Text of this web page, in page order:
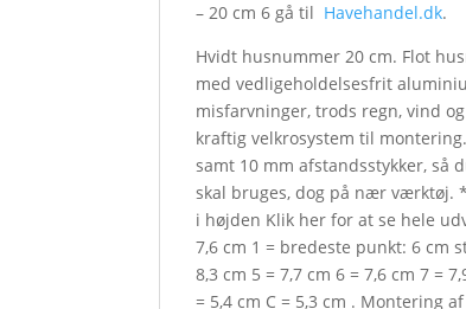
– 20 cm 6 gå til Havehandel.dk.
Hvidt husnummer 20 cm. Flot
med vedligeholdelsesfrit
misfarvninger, trods regn, vind
kraftig velkrosystem til
samt 10 mm afstandsstykker, så
skal bruges, dog på nær værktøj.
i højden Klik her for at se hele
7,6 cm 1 = bredeste punkt: 6 cm
8,3 cm 5 = 7,7 cm 6 = 7,6 cm 7 =
= 5,4 cm C = 5,3 cm . Montering